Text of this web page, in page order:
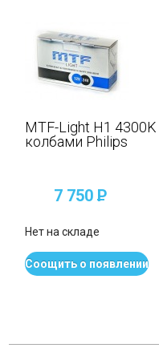
MTF-Light H1
колбами Philips
7 750P
Нет на складе
Соощить о появлении